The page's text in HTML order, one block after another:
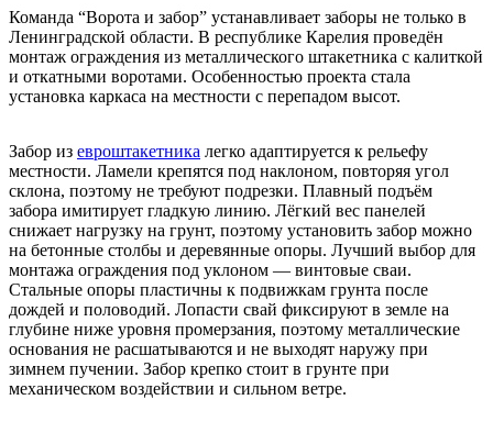
Команда “Ворота и забор” устанавливает заборы не только в
Ленинградской области. В республике Карелия проведён
монтаж ограждения из металлического штакетника с калиткой
и откатными воротами. Особенностью проекта стала
установка каркаса на местности с перепадом высот.
Забор из евроштакетника легко адаптируется к рельефу
местности. Ламели крепятся под наклоном, повторяя угол
склона, поэтому не требуют подрезки. Плавный подъём
забора имитирует гладкую линию. Лёгкий вес панелей
снижает нагрузку на грунт, поэтому установить забор можно
на бетонные столбы и деревянные опоры. Лучший выбор для
монтажа ограждения под уклоном — винтовые сваи.
Стальные опоры пластичны к подвижкам грунта после
дождей и половодий. Лопасти свай фиксируют в земле на
глубине ниже уровня промерзания, поэтому металлические
основания не расшатываются и не выходят наружу при
зимнем пучении. Забор крепко стоит в грунте при
механическом воздействии и сильном ветре.